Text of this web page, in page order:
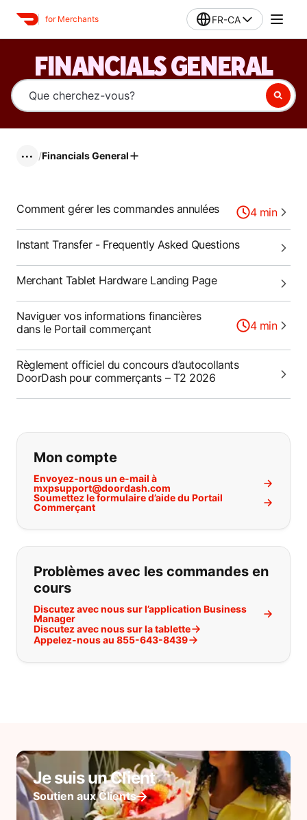
for Merchants FR-CA
FINANCIALS GENERAL
••• /Financials General
Comment gérer les commandes annulées 4min
Instant Transfer - Frequently Asked Questions
Merchant Tablet Hardware Landing Page
Naviguer vos informations financières
dans le Portail commerçant
4min
Règlement officiel du concours d’autocollants
DoorDash pour commerçants – T2 2026
Si vous ne trouvez pas ce que vous
Mon compte
Envoyez-nous un e-mail à
mxpsupport@doordash.com
Soumettez le formulaire d’aide du Portail
Commerçant
Problèmes avec les commandes en
cours
Discutez avec nous sur l’application Business
Manager
Discutez avec nous sur la tablette
Appelez-nous au 855-643-8439
Je suis un Client
Soutien aux Clients